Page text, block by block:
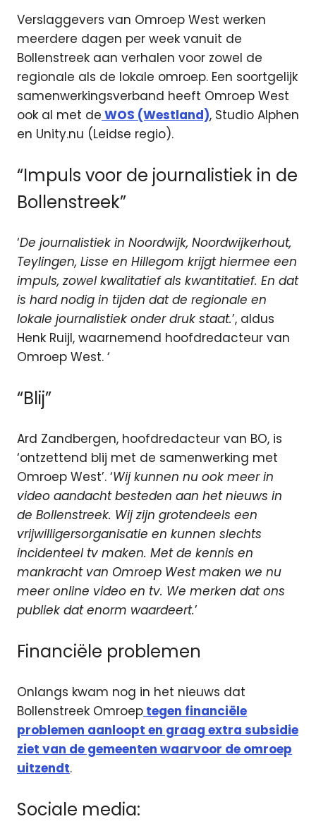
Verslaggevers van Omroep West werken
meerdere dagen per week vanuit de
Bollenstreek aan verhalen voor zowel de
regionale als de lokale omroep. Een soortgelijk
samenwerkingsverband heeft Omroep West
ook al met de WOS (Westland), Studio Alphen
en Unity.nu (Leidse regio).
“Impuls voor de journalistiek in de
Bollenstreek”
‘De journalistiek in Noordwijk, Noordwijkerhout,
Teylingen, Lisse en Hillegom krijgt hiermee een
impuls, zowel kwalitatief als kwantitatief. En dat
is hard nodig in tijden dat de regionale en
lokale journalistiek onder druk staat.’, aldus
Henk Ruijl, waarnemend hoofdredacteur van
Omroep West. ‘
“Blij”
Ard Zandbergen, hoofdredacteur van BO, is
‘ontzettend blij met de samenwerking met
Omroep West’. ‘Wij kunnen nu ook meer in
video aandacht besteden aan het nieuws in
de Bollenstreek. Wij zijn grotendeels een
vrijwilligersorganisatie en kunnen slechts
incidenteel tv maken. Met de kennis en
mankracht van Omroep West maken we nu
meer online video en tv. We merken dat ons
publiek dat enorm waardeert.’
Financiële problemen
Onlangs kwam nog in het nieuws dat
Bollenstreek Omroep tegen financiële
problemen aanloopt en graag extra subsidie
ziet van de gemeenten waarvoor de omroep
uitzendt.
Sociale media: